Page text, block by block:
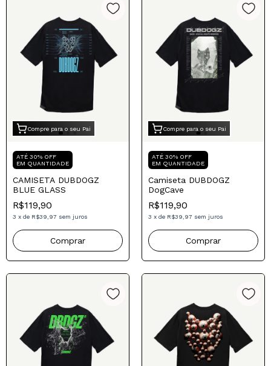
Compre para o seu Pai
ATÉ 30% OFF
EM QUANTIDADE
CAMISETA DUBDOGZ
BLUE GLASS
R$119,90
3 x de R$39,97 sem juros
Comprar
Compre para o seu Pai
ATÉ 30% OFF
EM QUANTIDADE
Camiseta DUBDOGZ
DogCave
R$119,90
3 x de R$39,97 sem juros
Comprar